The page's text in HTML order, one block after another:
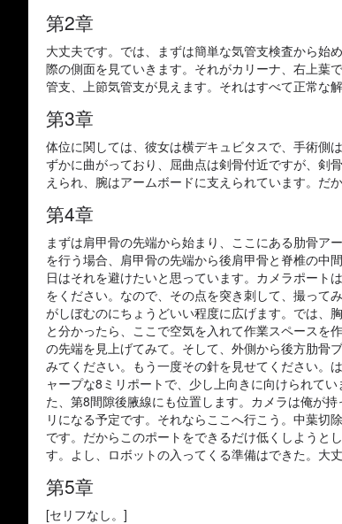
第2章
大丈夫です。では、まずは簡単な気管支検査から始
際の側面を見ていきます。それがカリーナ、右上葉
管支、上節気管支が見えます。それはすべて正常な
第3章
体位に関しては、彼女は横デキュビタスで、手術側
ずかに曲がっており、屈曲点は剣骨付近ですが、剣
えられ、腕はアームボードに支えられています。だ
第4章
まずは肩甲骨の先端から始まり、ここにある肋骨ア
を行う場合、肩甲骨の先端から後肩甲骨と脊椎の中
日はそれを避けたいと思っています。カメラポート
をください。なので、その点を突き刺して、撮って
がしぼむのにちょうどいい程度に広げます。では、
と分かったら、ここで空気を入れて作業スペースを
の先端を見上げてみて。そして、外側から後方肋骨
みてください。もう一度その針を見せてください。
ャープな8ミリポートで、少し上向きに向けられて
た、第8間隙後腋線にも位置します。カメラは俺が
リになる予定です。それならここへ行こう。中葉切
です。だからこのポートをできるだけ低くしようと
す。よし、ロボットの入ってくる準備はできた。大丈
第5章
[セリフなし。]